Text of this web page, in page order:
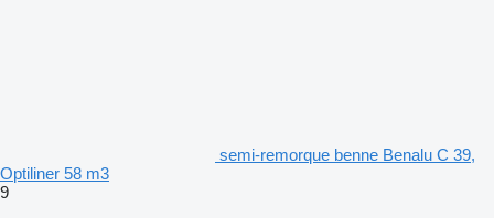
semi-remorque benne Benalu C 39,
Optiliner 58 m3
9